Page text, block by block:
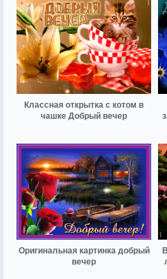
Классная открытка с котом в
чашке Добрый вечер
Оригинальная картинка добрый
вечер